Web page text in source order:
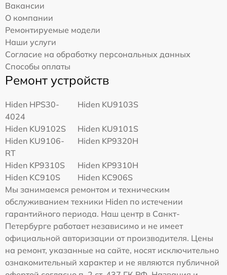
Вакансии
О компании
Ремонтируемые модели
Наши услуги
Согласие на обработку персональных данных
Способы оплаты
Ремонт устройств
Hiden HPS30-
4024
Hiden KU9103S
Hiden KU9102S
Hiden KU9101S
Hiden KU9106-
RT
Hiden KP9320H
Hiden KP9310S
Hiden KP9310H
Hiden KC910S
Hiden KC906S
Мы занимаемся ремонтом и техническим
обслуживанием техники Hiden по истечении
гарантийного периода. Наш центр в Санкт-
Петербурге работает независимо и не имеет
официальной авторизации от производителя. Цены
на ремонт, указанные на сайте, носят исключительно
ознакомительный характер и не являются публичной